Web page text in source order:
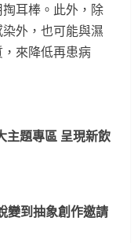
耳棒。此外，除
外，也可能與濕
來降低再患病
主題專區 呈現新飲
變到抽象創作邀請